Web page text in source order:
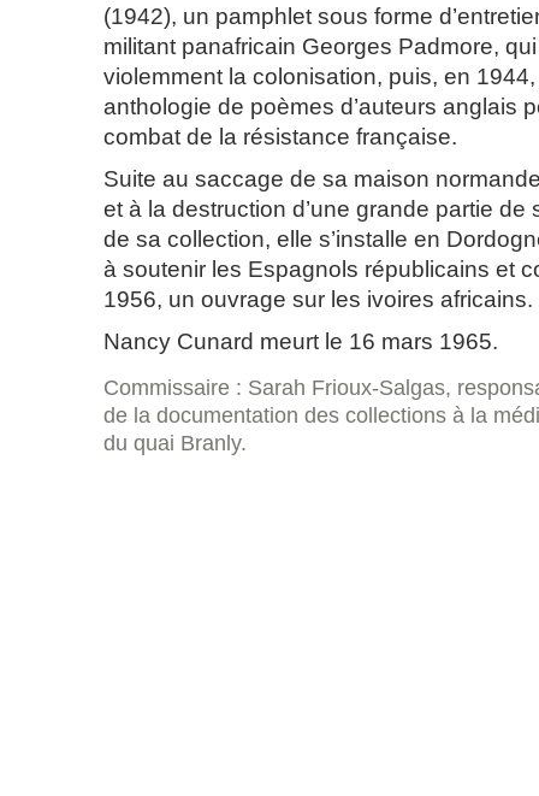
(1942), un pamphlet sous forme
militant panafricain Georges Padmore,
violemment la colonisation, puis, en
anthologie de poèmes d’auteurs anglais
combat de la résistance française.
Suite au saccage de sa maison
et à la destruction d’une grande partie de
de sa collection, elle s’installe en
à soutenir les Espagnols républicains et
1956, un ouvrage sur les ivoires africains.
Nancy Cunard meurt le 16 mars 1965.
Commissaire : Sarah Frioux-Salgas,
de la documentation des collections à la
du quai Branly.